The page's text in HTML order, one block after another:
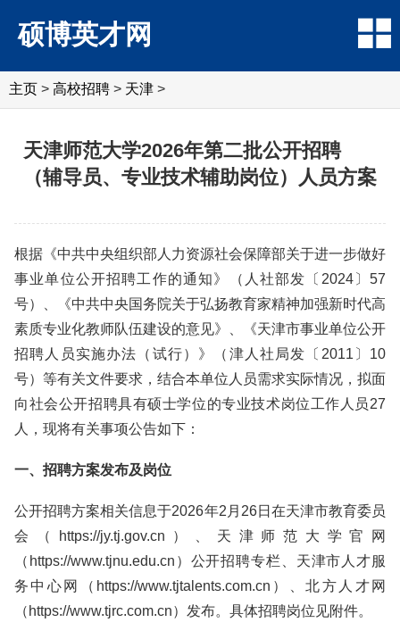
硕博英才网
主页 > 高校招聘 > 天津 >
天津师范大学2026年第二批公开招聘
（辅导员、专业技术辅助岗位）人员方案
根据《中共中央组织部人力资源社会保障部关于进一步做好
事业单位公开招聘工作的通知》（人社部发〔2024〕57
号）、《中共中央国务院关于弘扬教育家精神加强新时代高
素质专业化教师队伍建设的意见》、《天津市事业单位公开
招聘人员实施办法（试行）》（津人社局发〔2011〕10
号）等有关文件要求，结合本单位人员需求实际情况，拟面
向社会公开招聘具有硕士学位的专业技术岗位工作人员27
人，现将有关事项公告如下：
一、招聘方案发布及岗位
公开招聘方案相关信息于2026年2月26日在天津市教育委员
会（https://jy.tj.gov.cn）、天津师范大学官网
（https://www.tjnu.edu.cn）公开招聘专栏、天津市人才服
务中心网（https://www.tjtalents.com.cn）、北方人才网
（https://www.tjrc.com.cn）发布。具体招聘岗位见附件。